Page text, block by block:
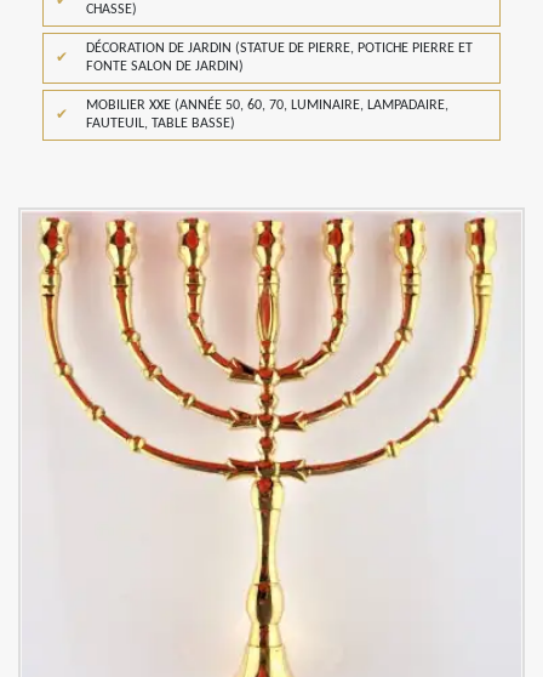
CHASSE)
DÉCORATION DE JARDIN (STATUE DE PIERRE, POTICHE PIERRE ET
FONTE SALON DE JARDIN)
MOBILIER XXE (ANNÉE 50, 60, 70, LUMINAIRE, LAMPADAIRE,
FAUTEUIL, TABLE BASSE)